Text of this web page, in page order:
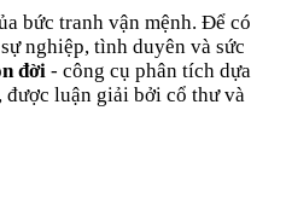
bức tranh vận mệnh. Để có
nghiệp, tình duyên và sức
đời - công cụ phân tích dựa
luận giải bởi cổ thư và